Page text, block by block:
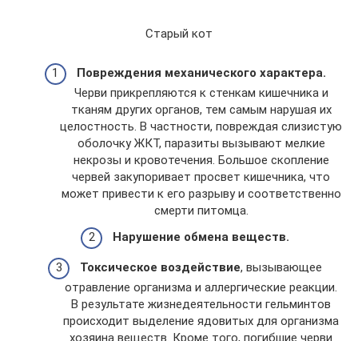
Старый кот
Повреждения механического характера.
Черви прикрепляются к стенкам кишечника и
тканям других органов, тем самым нарушая их
целостность. В частности, повреждая слизистую
оболочку ЖКТ, паразиты вызывают мелкие
некрозы и кровотечения. Большое скопление
червей закупоривает просвет кишечника, что
может привести к его разрыву и соответственно
смерти питомца.
Нарушение обмена веществ.
Токсическое воздействие, вызывающее
отравление организма и аллергические реакции.
В результате жизнедеятельности гельминтов
происходит выделение ядовитых для организма
хозяина веществ. Кроме того, погибшие черви